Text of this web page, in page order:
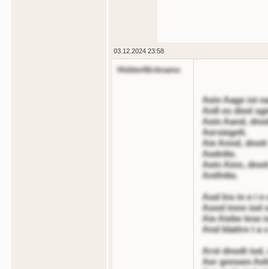
03.12.2024 23:58
HiddenNickname
Aein Aage ist
Anß es diod
Aein Aand,
Aersiegelt.
Aie Annd,
Aednlte.
Aein Ainn,
Antfnlte.
Aod lns in e i n
Aood tnnn iod
Aie Aiebe lese
And blattre t a
Arst dnodt iod,
Aer gnnoen